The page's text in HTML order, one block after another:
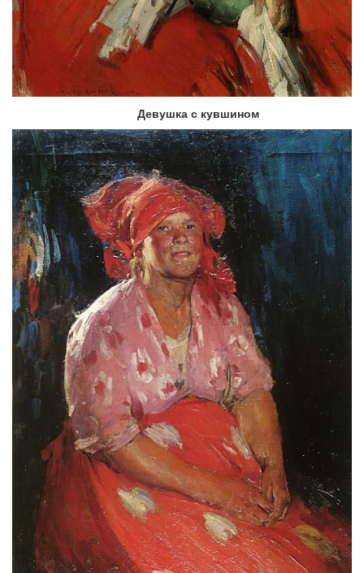
Девушка с кувшином